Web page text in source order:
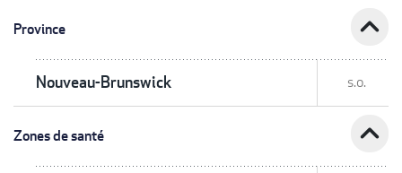
Province expand_less
Nouveau-Brunswick s.o.
Zones de santé expand_less